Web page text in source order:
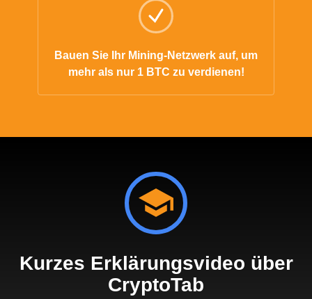
Bauen Sie Ihr Mining-Netzwerk auf, um
mehr als nur 1 BTC zu verdienen!
Kurzes Erklärungsvideo über
CryptoTab